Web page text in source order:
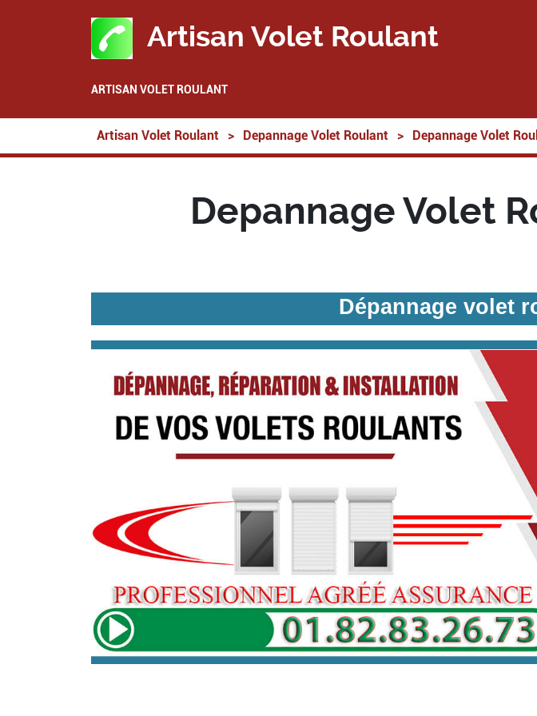
Artisan Volet Roulant
ARTISAN VOLET ROULANT
Artisan Volet Roulant > Depannage Volet Roulant > Depannage Volet
Depannage Volet
Dépannage volet